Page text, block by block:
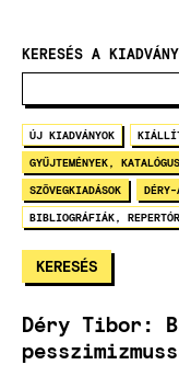
KERESÉS A
ÚJ KIADVÁNYOK
GYŰJTEMÉNYEK,
SZÖVEGKIADÁSOK DÉRY-
BIBLIOGRÁFIÁK,
Déry Tibor: